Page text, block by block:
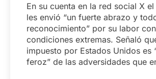
En su cuenta en la red social X
les envió “un fuerte abrazo y
reconocimiento” por su labor
condiciones extremas. Señaló
impuesto por Estados Unidos es
feroz” de las adversidades que